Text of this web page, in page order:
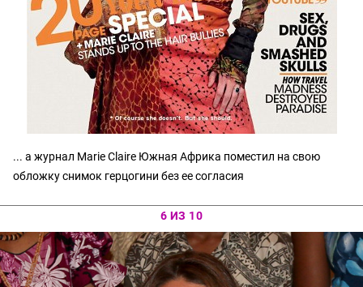
... а журнал Marie Claire Южная Африка поместил на свою
обложку снимок герцогини без ее согласия
6 ИЗ 10